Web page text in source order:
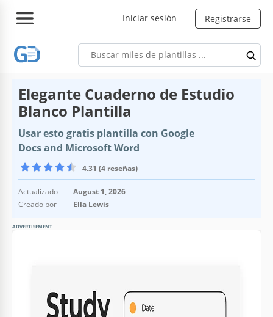
Iniciar sesión Registrarse
Elegante Cuaderno de Estudio
Blanco Plantilla
Usar esto gratis plantilla con Google
Docs and Microsoft Word
4.31 (4 reseñas)
Actualizado
August 1, 2026
Creado por
Ella Lewis
ADVERTISEMENT